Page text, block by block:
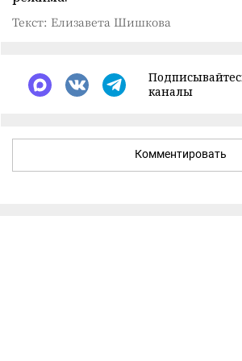
Текст: Елизавета Шишкова
каналы
Комментировать